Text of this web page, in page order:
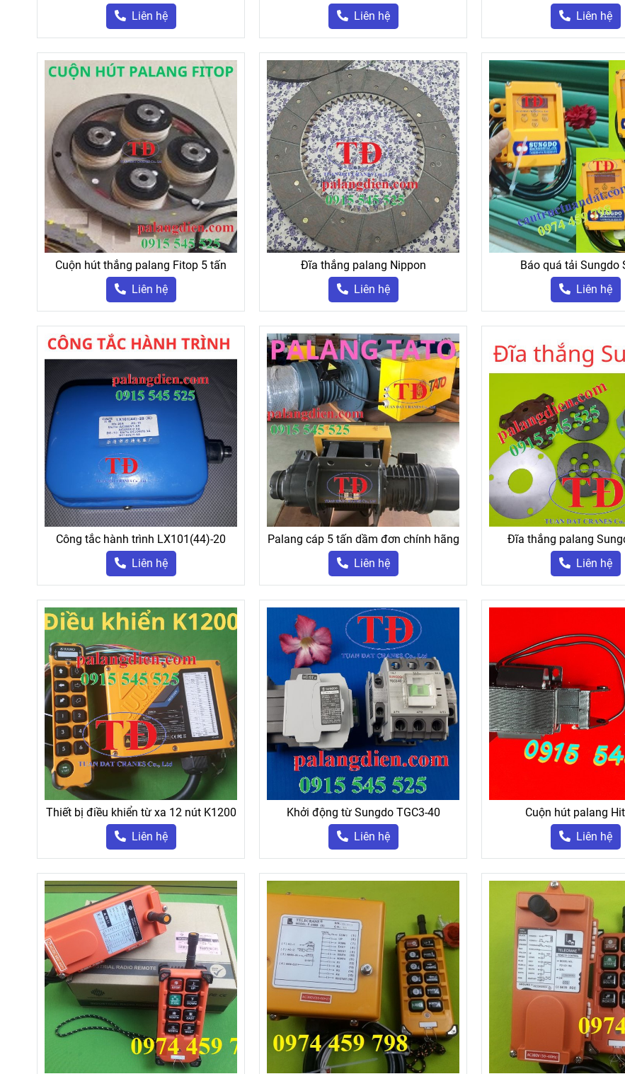
Liên hệ Liên hệ
Liên hệ
Cuộn hút thắng palang Fitop 5 tấn
Liên hệ
Đĩa thắng palang Nippon
Liên hệ
Báo quá tải Sungdo
Liên hệ
Công tắc hành trình LX101(44)-20
Liên hệ
Palang cáp 5 tấn dầm đơn chính hãng
Liên hệ
Đĩa thắng palang
Liên hệ
Thiết bị điều khiển từ xa 12 nút K1200
Liên hệ
Khởi động từ Sungdo TGC3-40
Liên hệ
Cuộn hút palang
Liên hệ